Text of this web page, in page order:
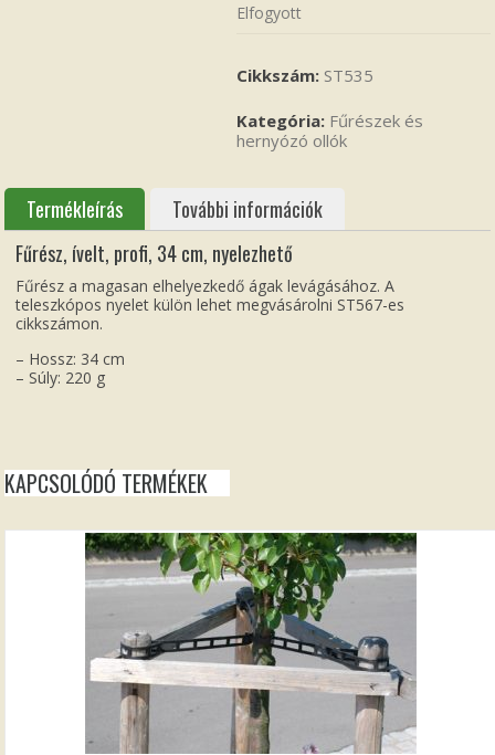
Elfogyott
Cikkszám: ST535
Kategória: Fűrészek és
hernyózó ollók
Termékleírás
További információk
Fűrész, ívelt, profi, 34 cm, nyelezhető
Fűrész a magasan elhelyezkedő ágak levágásához. A
teleszkópos nyelet külön lehet megvásárolni ST567-es
cikkszámon.
– Hossz: 34 cm
– Súly: 220 g
KAPCSOLÓDÓ TERMÉKEK